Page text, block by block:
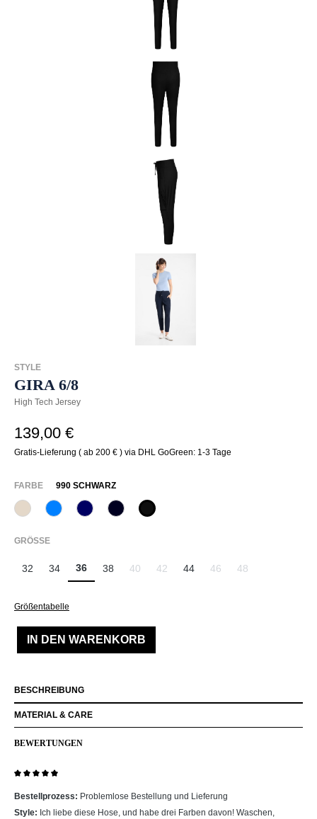
STYLE
GIRA 6/8
High Tech Jersey
139,00 €
Gratis-Lieferung ( ab 200 € ) via DHL GoGreen: 1-3 Tage
FARBEAUSWÄHLEN
990 SCHWARZ
340 Kalk
(Diese Option ist zurzeit nicht verfügbar.)
870 Azur
(Diese Option ist zurzeit nicht verfügbar.)
881 Tinte890 Marine990 Schwarz
GRÖSSE AUSWÄHLEN
32 34 36 38 40 42 44 46 48
Größentabelle
IN DEN WARENKORB
BESCHREIBUNG
MATERIAL & CARE
BEWERTUNGEN
Bestellprozess: Problemlose Bestellung und Lieferung
Style: Ich liebe diese Hose, und habe drei Farben davon! Waschen,